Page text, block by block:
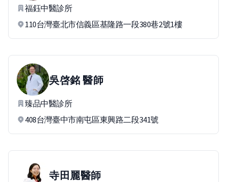
福鈺中醫診所
110台灣臺北市信義區基隆路一段380巷2號1樓
吳啓銘 醫師
臻品中醫診所
408台灣臺中市南屯區東興路二段341號
寺田麗醫師